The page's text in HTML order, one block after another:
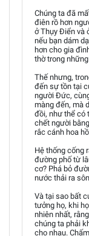
Chúng ta đã
điên rồ hơn
ở Thụy Điển và
nếu bạn dám
hơn cho gia
thờ trong
Thế nhưng,
đến sự tồn tại
người Đức,
màng đến, mà
đồi, như thể có
chết người
rắc cánh hoa
Hệ thống cống
đường phố từ
cơ? Phá bỏ
nước thải ra
Và tại sao bất
tưởng họ, khi
nhiên nhất,
chúng ta phải
cho nhau.